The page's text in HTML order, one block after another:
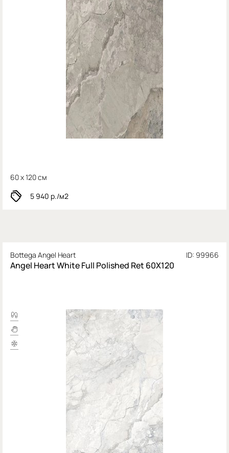
60 x 120 см
5 940 р./м2
Bottega Angel Heart ID: 99966
Angel Heart White Full Polished Ret 60X120